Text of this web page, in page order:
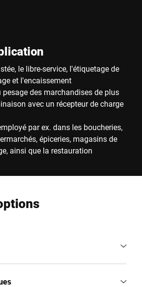
le libre-service, l'étiquetage de
et l'encaissement
des marchandises de plus
avec un récepteur de charge
par ex. dans les boucheries,
épiceries, magasins de
ainsi que la restauration